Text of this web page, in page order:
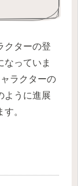
クターの登
なっていま
ラクターの
ように進展
。